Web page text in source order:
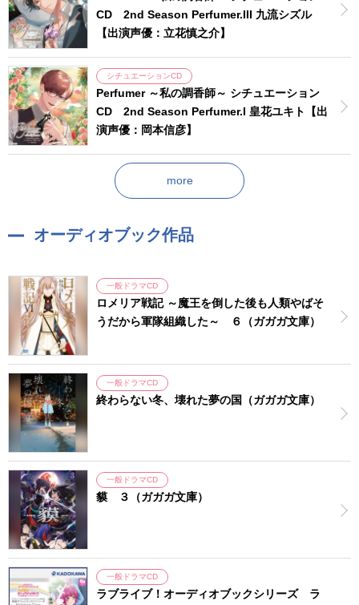
CD 2nd Season Perfumer.III 九流シズル
【出演声優：立花慎之介】
シチュエーションCD
Perfumer ～私の調香師～ シチュエーション
CD 2nd Season Perfumer.I 皇花ユキト【出
演声優：岡本信彦】
more
オーディオブック作品
一般ドラマCD
ロメリア戦記 ～魔王を倒した後も人類やばそ
うだから軍隊組織した～ ６（ガガガ文庫）
一般ドラマCD
終わらない冬、壊れた夢の国（ガガガ文庫）
一般ドラマCD
貘 ３（ガガガ文庫）
一般ドラマCD
ラブライブ！オーディオブックシリーズ ラ